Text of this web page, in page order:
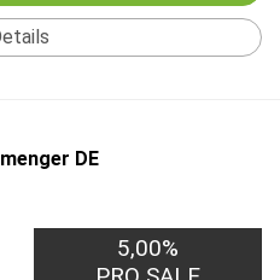
DE
5,00%